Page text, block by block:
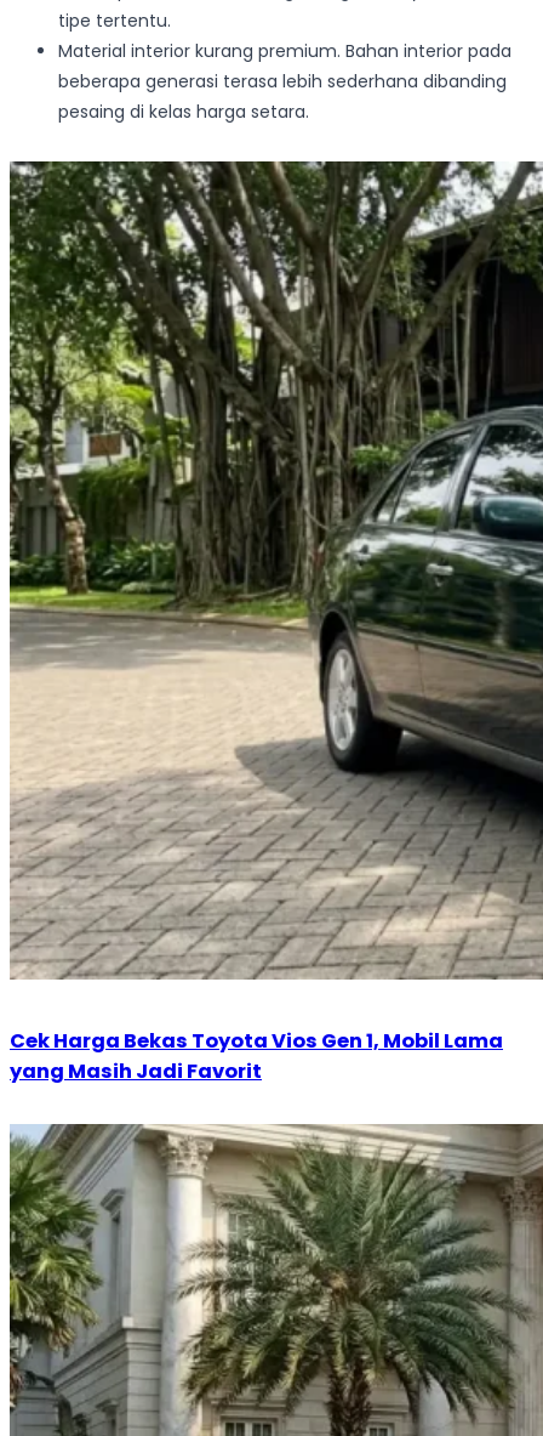
tipe tertentu.
Material interior kurang premium. Bahan interior pada
beberapa generasi terasa lebih sederhana dibanding
pesaing di kelas harga setara.
Cek Harga Bekas Toyota Vios Gen 1, Mobil Lama
yang Masih Jadi Favorit